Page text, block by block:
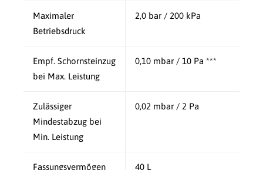
Maximaler
Betriebsdruck
2,0 bar / 200 kPa
Empf. Schornsteinzug
bei Max. Leistung
0,10 mbar / 10 Pa ***
Zulässiger
Mindestabzug bei
Min. Leistung
0,02 mbar / 2 Pa
Fassungsvermögen
40 L